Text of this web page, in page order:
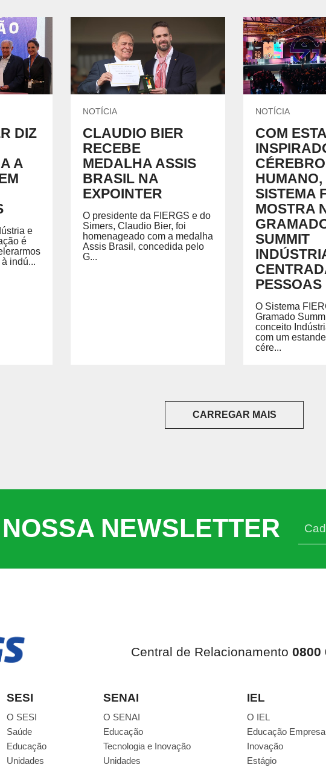
DIZ
A
e
é
indú...
NOTÍCIA
CLAUDIO BIER
RECEBE
MEDALHA ASSIS
BRASIL NA
EXPOINTER
O presidente da FIERGS e do
Simers, Claudio Bier, foi
homenageado com a medalha
Assis Brasil, concedida pelo
G...
NOTÍCIA
COM
CÉREBRO
HUMANO,
SISTEMA
MOSTRA
SUMMIT
PESSOAS
O Sistema
Gramado
conceito
com um
cére...
CARREGAR MAIS
NEWSLETTER
Central de Relacionamento0800
SESI
O SESI
Saúde
Educação
Unidades
SENAI
O SENAI
Educação
Tecnologia e Inovação
Unidades
IEL
O IEL
Educação
Inovação
Estágio